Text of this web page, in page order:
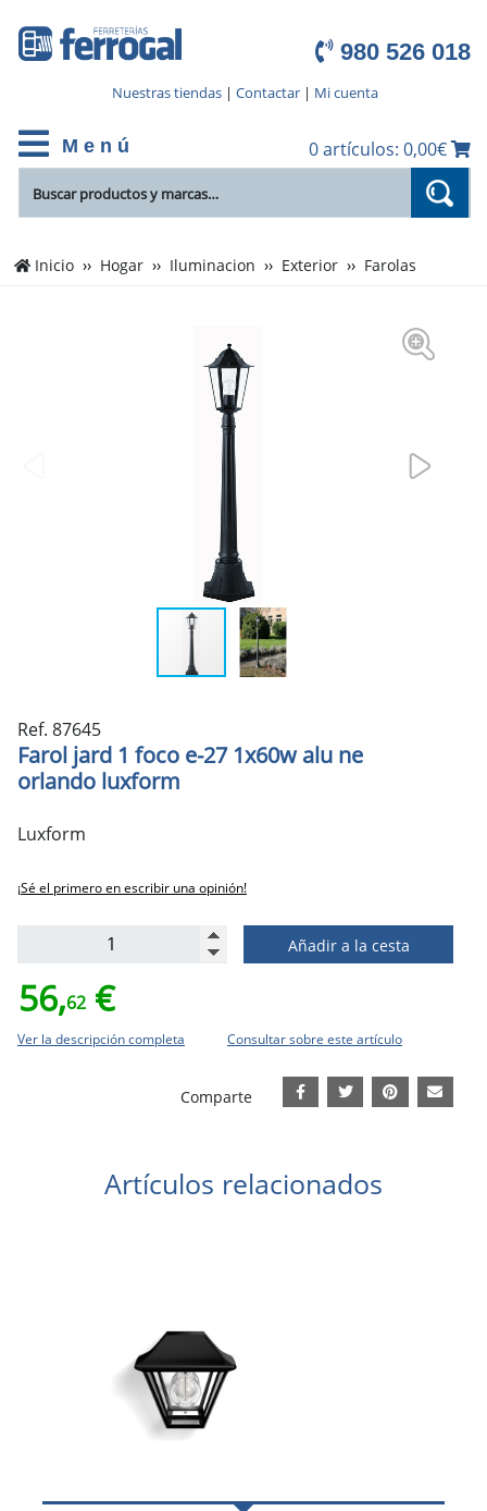
980 526 018
Nuestras tiendas| Contactar| Mi cuenta
M e n ú 0 artículos: 0,00€
Inicio Hogar Iluminacion Exterior Farolas
Ref. 87645
Farol jard 1 foco e-27 1x60w alu ne
orlando luxform
Luxform
¡Sé el primero en escribir una opinión!
Añadir a la cesta
56,62 €
Ver la descripción completa Consultar sobre este artículo
Comparte
Artículos relacionados